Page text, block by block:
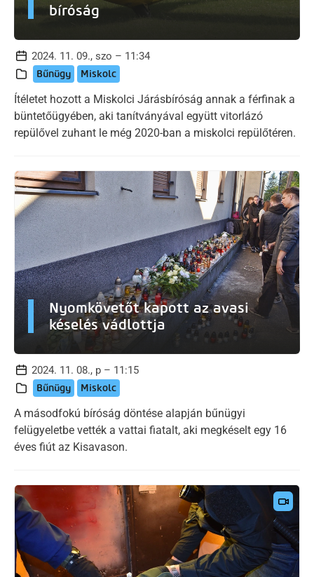
bíróság
2024. 11. 09., szo – 11:34
Bűnügy Miskolc
Ítéletet hozott a Miskolci Járásbíróság annak a férfinak a
büntetőügyében, aki tanítványával együtt vitorlázó
repülővel zuhant le még 2020-ban a miskolci repülőtéren.
Nyomkövetőt kapott az avasi
késelés vádlottja
2024. 11. 08., p – 11:15
Bűnügy Miskolc
A másodfokú bíróság döntése alapján bűnügyi
felügyeletbe vették a vattai fiatalt, aki megkéselt egy 16
éves fiút az Kisavason.